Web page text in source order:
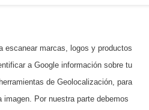
escanear marcas, logos y productos
a Google información sobre tu
de Geolocalización, para
imagen. Por nuestra parte debemos